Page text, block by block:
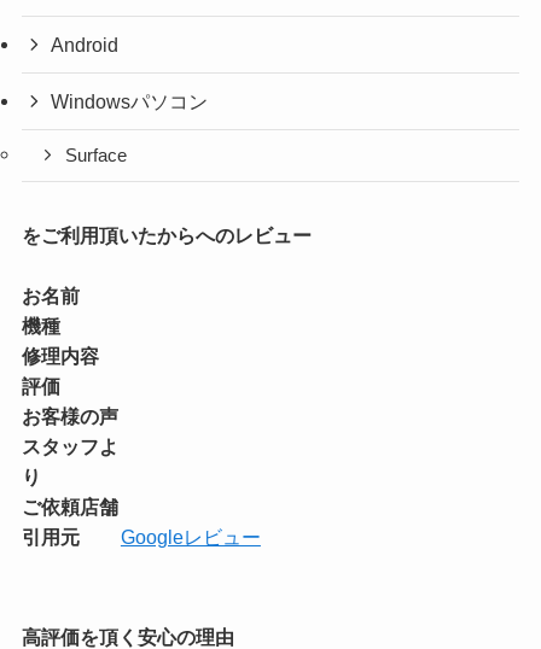
Android
Windowsパソコン
Surface
をご利用頂いたからへのレビュー
お名前
機種
修理内容
評価
お客様の声
スタッフよ
り
ご依頼店舗
引用元
Googleレビュー
高評価を頂く安心の理由